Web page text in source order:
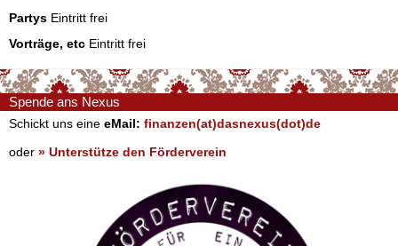
Partys Eintritt frei
Vorträge, etc Eintritt frei
Spende ans Nexus
Schickt uns eine eMail: finanzen(at)dasnexus(dot)de
oder » Unterstütze den Förderverein